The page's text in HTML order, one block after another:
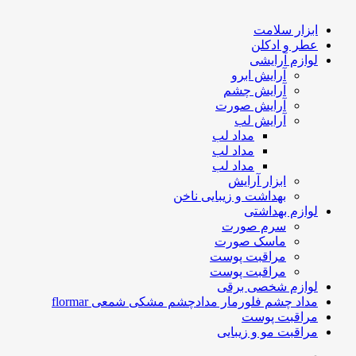
ابزار سلامت
عطر و ادکلن
لوازم آرایشی
آرایش ابرو
آرایش چشم
آرایش صورت
آرایش لب
مداد لب
مداد لب
مداد لب
ابزار آرایش
بهداشت و زیبایی ناخن
لوازم بهداشتی
سرم صورت
ماسک صورت
مراقبت پوست
مراقبت پوست
لوازم شخصی برقی
مداد چشم فلورمار مدادچشم مشکی شمعی flormar
مراقبت پوست
مراقبت مو و زیبایی